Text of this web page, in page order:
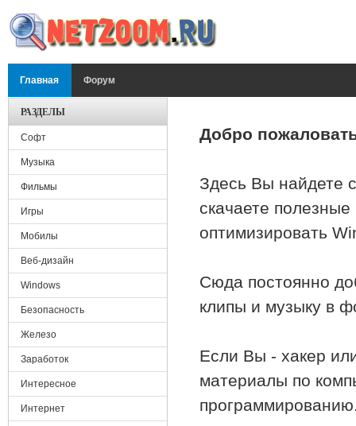
Главная Форум
Добро
Здесь Вы найдете
скачаете
оптимизировать
Сюда постоянно
клипы и музыку в
Если Вы - хакер
материалы по
РАЗДЕЛЫ
Софт
Музыка
Фильмы
Игры
Мобилы
Веб-дизайн
Windows
Безопасность
Железо
Заработок
Интересное
Интернет